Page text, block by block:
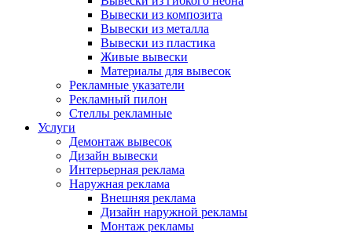
Вывески из композита
Вывески из металла
Вывески из пластика
Живые вывески
Материалы для вывесок
Рекламные указатели
Рекламный пилон
Стеллы рекламные
Услуги
Демонтаж вывесок
Дизайн вывески
Интерьерная реклама
Наружная реклама
Внешняя реклама
Дизайн наружной рекламы
Монтаж рекламы